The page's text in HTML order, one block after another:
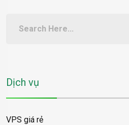
Dịch vụ
VPS giá rẻ